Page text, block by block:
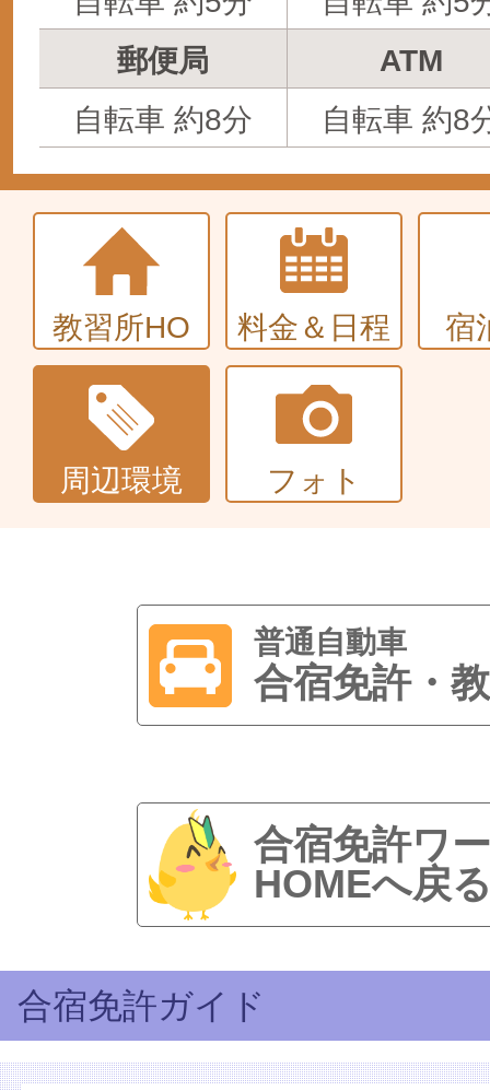
郵便局
ATM
自転車 約8分
自転車 約8
教習所HO 料金＆日程 宿
周辺環境 フォト
普通自動車
合宿免許・
合宿免許ワ
HOMEへ戻
合宿免許ガイド